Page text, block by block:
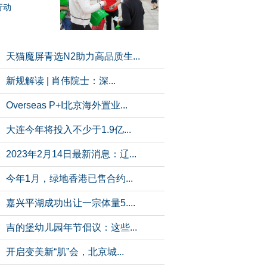
动
天猫魔屏青选N2助力高品质生...
新规解读 | 肖伟院士：深...
Overseas P+I北京海外置业...
大连今年将投入不少于1.9亿...
2023年2月14日最新消息：辽...
今年1月，绿地香港已售合约...
嘉兴平湖成功出让一宗体量5....
吉的堡幼儿园年节倡议：这些...
开启变美新“肌”会，北京城...